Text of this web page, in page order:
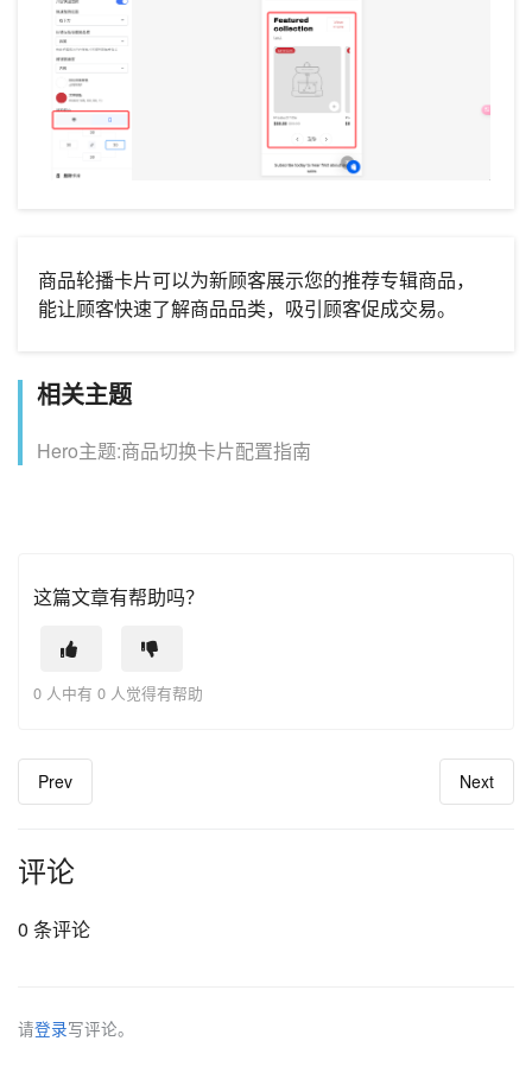
商品轮播卡片可以为新顾客展示您的推荐专辑商品，
能让顾客快速了解商品品类，吸引顾客促成交易。
相关主题
Hero主题:商品切换卡片配置指南
这篇文章有帮助吗？
0 人中有 0 人觉得有帮助
Prev Next
评论
0 条评论
请登录写评论。